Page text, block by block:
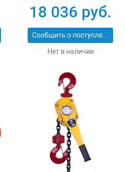
18 036 руб.
Сообщить о поступлении
Нет в наличии